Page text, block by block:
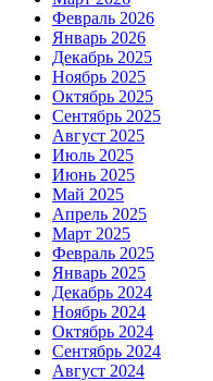
Февраль 2026
Январь 2026
Декабрь 2025
Ноябрь 2025
Октябрь 2025
Сентябрь 2025
Август 2025
Июль 2025
Июнь 2025
Май 2025
Апрель 2025
Март 2025
Февраль 2025
Январь 2025
Декабрь 2024
Ноябрь 2024
Октябрь 2024
Сентябрь 2024
Август 2024